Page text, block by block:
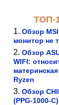
ТОП-
Обзор
монитор не
Обзор
WIFI:
Ryzen
Обзор
(PPG-1000-